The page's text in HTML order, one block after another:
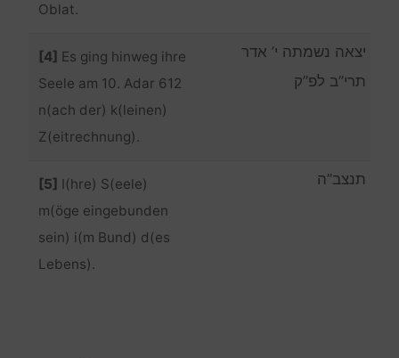
Oblat.
[4] Es ging hinweg ihre
Seele am 10. Adar 612
n(ach der) k(leinen)
Z(eitrechnung).
יצאה נשמתה י’ אדר
תרי”ב לפ”ק
[5] I(hre) S(eele)
m(öge eingebunden
sein) i(m Bund) d(es
Lebens).
תנצב”ה